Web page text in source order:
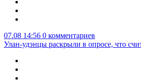
07.08 14:56 0 комментариев
Улан-удэнцы раскрыли в опросе, что